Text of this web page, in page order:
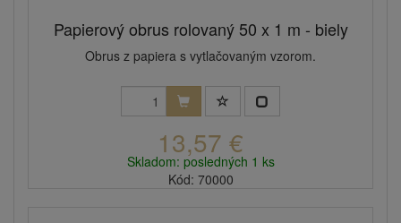
Papierový obrus rolovaný 50 x 1 m - biely
Obrus z papiera s vytlačovaným vzorom.
13,57 €
Skladom: posledných 1 ks
Kód: 70000